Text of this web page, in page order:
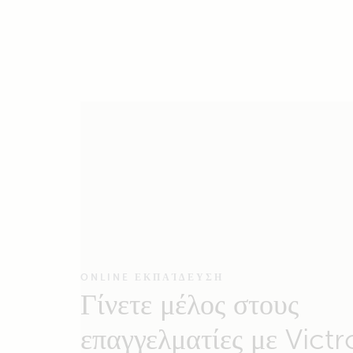
ONLINE ΕΚΠΑΊΔΕΥΣΗ
Γίνετε μέλος στους
επαγγελματίες με